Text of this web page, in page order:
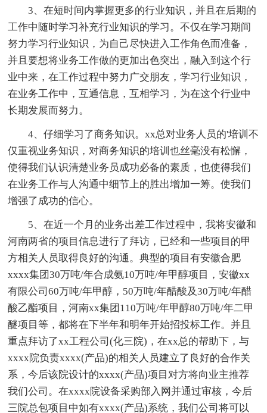
3、在短时间内掌握更多的行业知识，并且在后期的
工作中随时学习补充行业知识的学习。不仅在学习期间
努力学习行业知识，为自己尽快进入工作角色而准备，
并且要想将业务工作做的更加出色突出，融入到这个行
业中来，在工作过程中努力广交朋友，学习行业知识，
在业务工作中，互通信息，互相学习，为在这个行业中
长期发展而努力。
4、仔细学习了商务知识。xx总对业务人员的'培训不
仅重视业务知识，对商务知识的培训也丝毫没有松懈，
使得我们认识清楚业务员成功必备的素质，也使得我们
在业务工作与人沟通中细节上的胜出增加一筹。使我们
增强了成功的信心。
5、在近一个月的业务出差工作过程中，我将安徽和
河南两省的项目信息进行了拜访，已经和一些项目的甲
方相关人员取得良好的沟通。典型的项目有安徽合肥
xxxx集团30万吨/年合成氨10万吨/年甲醇项目，安徽xx
有限公司60万吨/年甲醇，50万吨/年醋酸及30万吨/年醋
酸乙酯项目，河南xx集团110万吨/年甲醇80万吨/年二甲
醚项目等，都将在下半年和明年开始招投标工作。并且
重点拜访了xx工程公司(化三院)，在xx总的帮助下，与
xxxx院负责xxxx(产品)的相关人员建立了良好的合作关
系，今后该院设计的xxxx(产品)项目对方将向业主推荐
我们公司。在xxxx院设备采购部入网并通过审核，今后
三院总包项目中如有xxxx(产品)系统，我们公司将可以